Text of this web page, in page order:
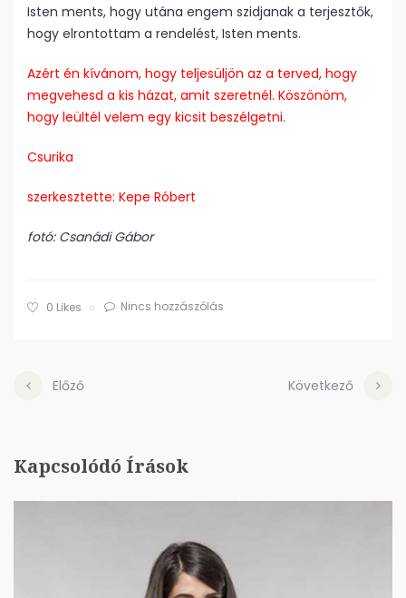
Isten ments, hogy utána engem szidjanak a terjesztők,
hogy elrontottam a rendelést, Isten ments.
Azért én kívánom, hogy teljesüljön az a terved, hogy
megvehesd a kis házat, amit szeretnél. Köszönöm,
hogy leültél velem egy kicsit beszélgetni.
Csurika
szerkesztette: Kepe Róbert
fotó: Csanádi Gábor
0 Likes Nincs hozzászólás
Előző Következő
Kapcsolódó Írások